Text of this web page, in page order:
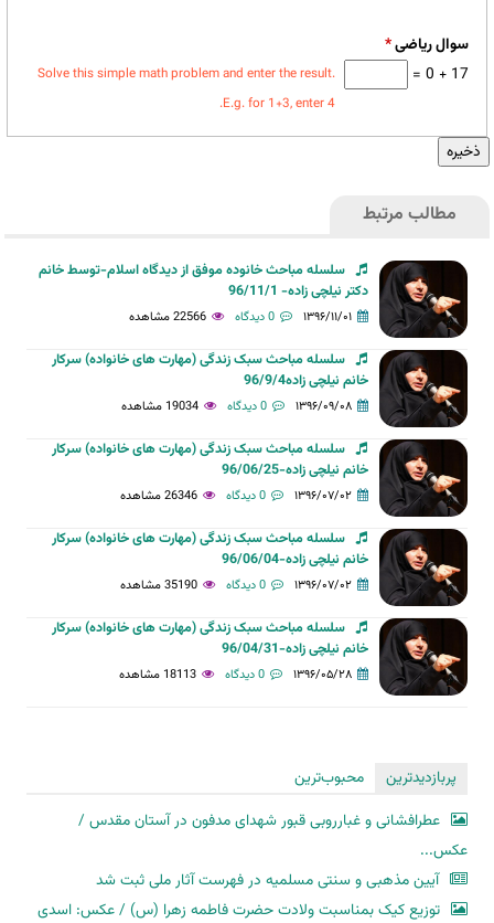
سوال ریاضی*
17 + 0 =
Solve this simple math problem and enter the result.
E.g. for 1+3, enter 4.
مطالب مرتبط
سلسله مباحث خانوده موفق از دیدگاه اسلام-توسط خانم
دکتر نیلچی زاده- 96/11/1
۱۳۹۶/۱۱/۰۱ 0 دیدگاه 22566 مشاهده
سلسله مباحث سبک زندگی (مهارت های خانواده) سرکار
خانم نیلچی زاده96/9/4
۱۳۹۶/۰۹/۰۸ 0 دیدگاه 19034 مشاهده
سلسله مباحث سبک زندگی (مهارت های خانواده) سرکار
خانم نیلچی زاده-96/06/25
۱۳۹۶/۰۷/۰۲ 0 دیدگاه 26346 مشاهده
سلسله مباحث سبک زندگی (مهارت های خانواده) سرکار
خانم نیلچی زاده-96/06/04
۱۳۹۶/۰۷/۰۲ 0 دیدگاه 35190 مشاهده
سلسله مباحث سبک زندگی (مهارت های خانواده) سرکار
خانم نیلچی زاده-96/04/31
۱۳۹۶/۰۵/۲۸ 0 دیدگاه 18113 مشاهده
پربازدیدترین
محبوب‌ترین
عطرافشانی و غبارروبی قبور شهدای مدفون در آستان مقدس /
عکس...
آیین مذهبی و سنتی مسلمیه در فهرست آثار ملی ثبت شد
توزیع کیک بمناسبت ولادت حضرت فاطمه زهرا (س) / عکس: اسدی